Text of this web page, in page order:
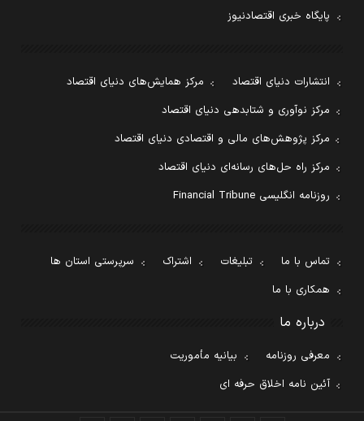
پایگاه خبری اقتصادنیوز
انتشارات دنیای اقتصاد
مرکز همایش‌های دنیای اقتصاد
مرکز نوآوری و شتابدهی دنیای اقتصاد
مرکز پژوهش‌های مالی و اقتصادی دنیای اقتصاد
مرکز راه حل‌های رسانه‌ای دنیای اقتصاد
روزنامه انگلیسی Financial Tribune
تماس با ما تبلیغات اشتراک
سرپرستی استان ها
همکاری با ما
درباره ما
معرفی روزنامه
بیانیه مأموریت
آئین نامه اخلاق حرفه ای